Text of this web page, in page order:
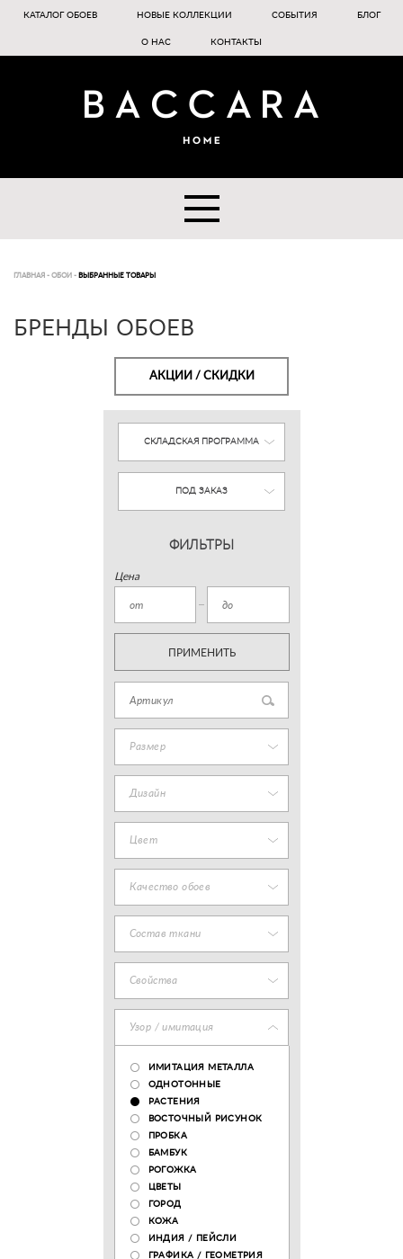
КАТАЛОГ ОБОЕВ НОВЫЕ КОЛЛЕКЦИИ СОБЫТИЯ БЛОГ
О НАС КОНТАКТЫ
ГЛАВНАЯ - ОБОИ - ВЫБРАННЫЕ ТОВАРЫ
БРЕНДЫ ОБОЕВ
АКЦИИ / СКИДКИ
СКЛАДСКАЯ ПРОГРАММА
ПОД ЗАКАЗ
ФИЛЬТРЫ
Цена
ПРИМЕНИТЬ
Размер
Дизайн
Цвет
Качество обоев
Состав ткани
Свойства
Узор / имитация
ИМИТАЦИЯ МЕТАЛЛА
ОДНОТОННЫЕ
РАСТЕНИЯ
ВОСТОЧНЫЙ РИСУНОК
ПРОБКА
БАМБУК
РОГОЖКА
ЦВЕТЫ
ГОРОД
КОЖА
ИНДИЯ / ПЕЙСЛИ
ГРАФИКА / ГЕОМЕТРИЯ